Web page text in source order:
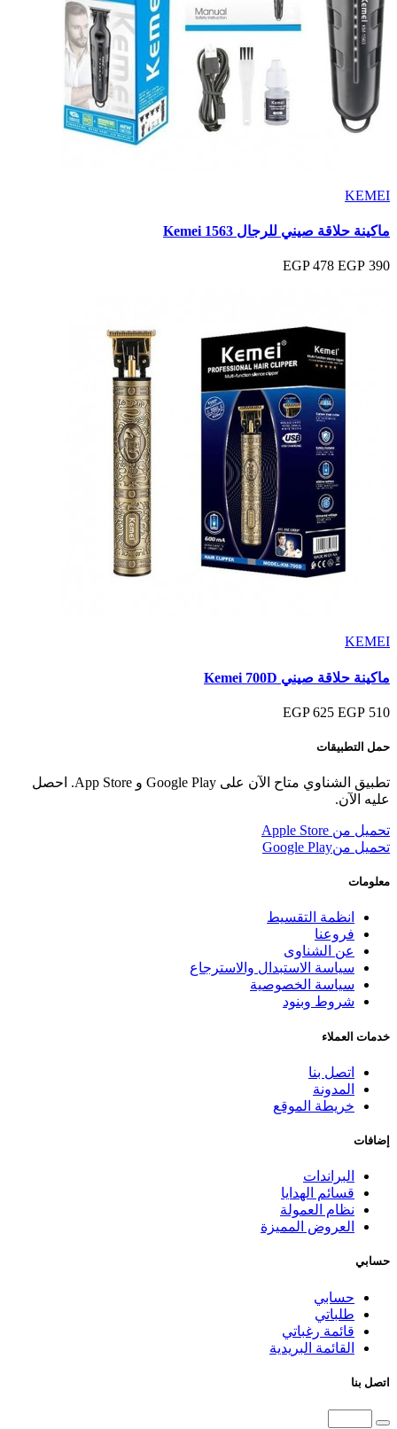
KEMEI
ماكينة حلاقة صيني للرجال Kemei 1563
390 EGP
478 EGP
KEMEI
ماكينة حلاقة صيني Kemei 700D
510 EGP
625 EGP
حمل التطبيقات
تطبيق الشناوي متاح الآن على Google Play و App Store. احصل
عليه الآن.
تحميل من Apple Store
تحميل منGoogle Play
معلومات
انظمة التقسيط
فروعنا
عن الشناوى
سياسة الاستبدال والاسترجاع
سياسة الخصوصية
شروط وبنود
خدمات العملاء
اتصل بنا
المدونة
خريطة الموقع
إضافات
البراندات
قسائم الهدايا
نظام العمولة
العروض المميزة
حسابي
حسابي
طلباتي
قائمة رغباتي
القائمة البريدية
اتصل بنا